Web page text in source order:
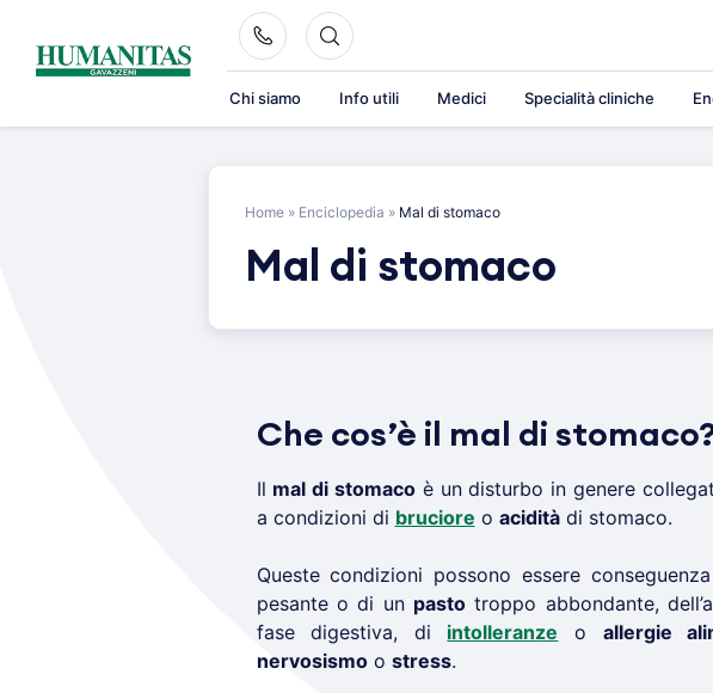
content
Chi siamo Info utili Medici Specialità cliniche
Home » Enciclopedia » Mal di stomaco
Mal di stomaco
Che cos’è il mal di
Il mal di stomacoè un disturbo in genere
a condizioni di bruciore o aciditàdi stomaco.
Queste condizioni possono essere
pesante o di un pasto troppo abbondante,
fase digestiva, di intolleranze o allergie
nervosismoo stress.